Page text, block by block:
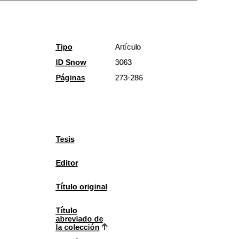
Tipo
Artículo
ID Snow
3063
Páginas
273-286
Tesis
Editor
Título original
Título
abreviado de
la colección